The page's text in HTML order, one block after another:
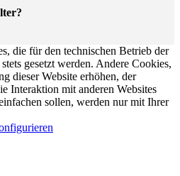
die für den technischen Betrieb der
gesetzt werden. Andere Cookies,
dieser Website erhöhen, der
Interaktion mit anderen Websites
sollen, werden nur mit Ihrer